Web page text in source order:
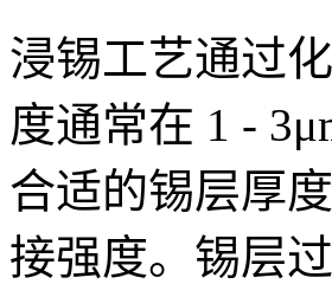
浸锡工艺通过
度通常在 1 -
合适的锡层厚
接强度。锡层